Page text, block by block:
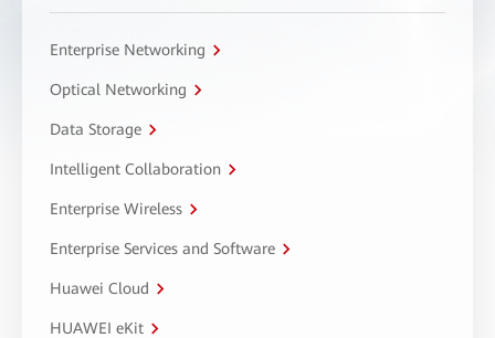
Enterprise Networking
Optical Networking
Data Storage
Intelligent Collaboration
Enterprise Wireless
Enterprise Services and Software
Huawei Cloud
HUAWEI eKit